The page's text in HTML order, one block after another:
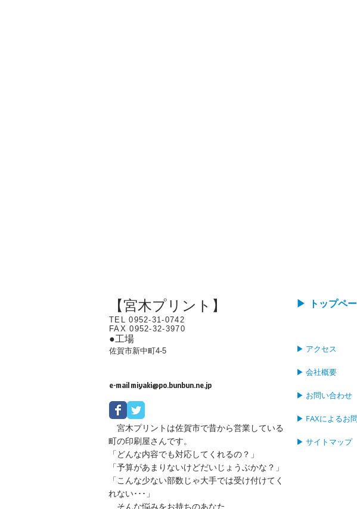
【宮木プリント】
TEL 0952-31-0742
FAX 0952-32-3970
●工場
佐賀市新中町4-5
e-mailmiyaki@po.bunbun.ne.jp
宮木プリントは佐賀市で昔から営業している
町の印刷屋さんです。
「どんな内容でも対応してくれるの？」
「予算があまりないけどだいじょうぶかな？」
「こんな少ない部数じゃ大手では受け付けてく
れない･･･」
そんな悩みをお持ちのあなた
▶ トップペ
▶ アクセス
▶ 会社概要
▶ お問い合わせ
▶ FAXによるお
▶ サイトマップ